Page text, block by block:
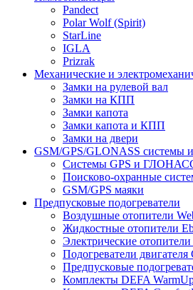
Pandect
Polar Wolf (Spirit)
StarLine
IGLA
Prizrak
Механические и
Замки на рулевой вал
Замки на КПП
Замки капота
Замки капота и КПП
Замки на двери
GSM/GPS/GLONASS системы
Системы GPS и
Поисково-охранные
GSM/GPS маяки
Предпусковые подогреватели
Воздушные отопители
Жидкостные отопители
Электрические
Подогреватели двигателя
Предпусковые
Комплекты DEFA